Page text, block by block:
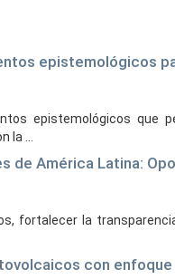
epistemológicos
epistemológicos que
...
América Latina:
fortalecer la
con